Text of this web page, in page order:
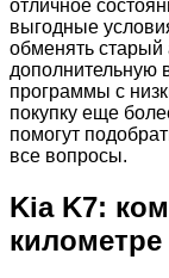
отличное
выгодные
обменять старый
дополнительную
программы с
покупку еще
помогут
все вопросы.
Kia K7:
километре